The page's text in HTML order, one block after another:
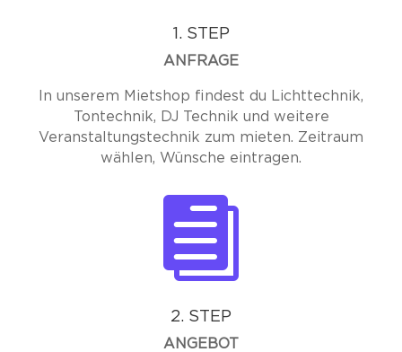
1. STEP
ANFRAGE
In unserem Mietshop findest du Lichttechnik,
Tontechnik, DJ Technik und weitere
Veranstaltungstechnik zum mieten. Zeitraum
wählen, Wünsche eintragen.

2. STEP
ANGEBOT